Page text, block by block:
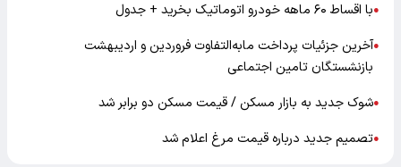
●با اقساط ۶۰ ماهه خودرو اتوماتیک بخرید + جدول
●آخرین جزئیات پرداخت مابه‌التفاوت فروردین و اردیبهشت
بازنشستگان تامین اجتماعی
●شوک جدید به بازار مسکن / قیمت مسکن دو برابر شد
●تصمیم جدید درباره قیمت مرغ اعلام شد